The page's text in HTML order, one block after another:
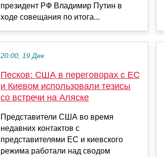
президент РФ Владимир Путин в
ходе совещания по итога...
20:00, 19 Дек
Песков: США в переговорах с ЕС
и Киевом использовали тезисы
со встречи на Аляске
Представители США во время
недавних контактов с
представителями ЕС и киевского
режима работали над сводом